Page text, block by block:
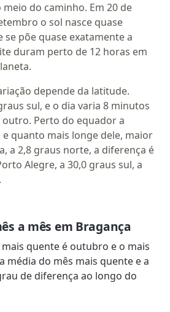
do caminho. Em 20 de
o sol nasce quase
se põe quase exatamente a
duram perto de 12 horas em
depende da latitude.
sul, e o dia varia 8 minutos
Perto do equador a
e quanto mais longe dele, maior
a 2,8 graus norte, a diferença é
Alegre, a 30,0 graus sul, a
a mês em Bragança
quente é outubro e o mais
média do mês mais quente e a
de diferença ao longo do